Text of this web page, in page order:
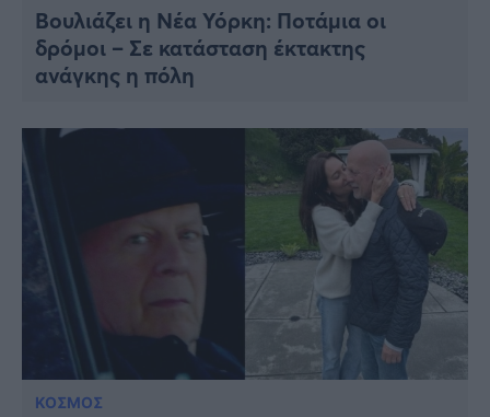
Βουλιάζει η Νέα Υόρκη: Ποτάμια οι
δρόμοι – Σε κατάσταση έκτακτης
ανάγκης η πόλη
ΚΟΣΜΟΣ